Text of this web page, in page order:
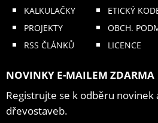
KALKULAČKY
PROJEKTY
RSS ČLÁNKŮ
ETICKÝ
OBCH.
LICENCE
NOVINKY E-MAILEM ZDARMA
Registrujte se k odběru novinek
dřevostaveb.